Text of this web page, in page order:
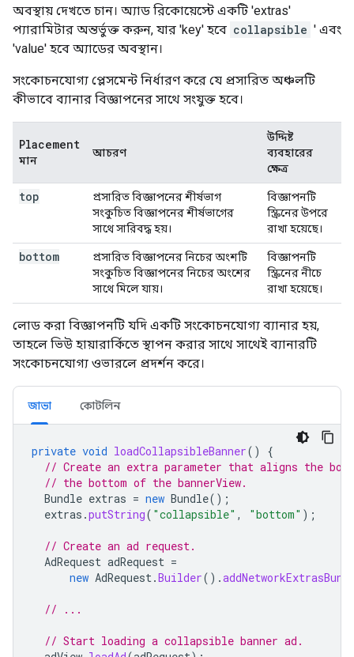
অবস্থায় দেখতে চান। অ্যাড রিকোয়েস্টে একটি 'extras'
প্যারামিটার অন্তর্ভুক্ত করুন, যার 'key' হবে collapsible ' এবং
'value' হবে অ্যাডের অবস্থান।
সংকোচনযোগ্য প্লেসমেন্ট নির্ধারণ করে যে প্রসারিত অঞ্চলটি
কীভাবে ব্যানার বিজ্ঞাপনের সাথে সংযুক্ত হবে।
Placement
মান
আচরণ
উদ্দিষ্ট
ব্যবহারের
ক্ষেত্র
top
প্রসারিত বিজ্ঞাপনের শীর্ষভাগ
সংকুচিত বিজ্ঞাপনের শীর্ষভাগের
সাথে সারিবদ্ধ হয়।
বিজ্ঞাপনটি
স্ক্রিনের উপরে
রাখা হয়েছে।
bottom
প্রসারিত বিজ্ঞাপনের নিচের অংশটি
সংকুচিত বিজ্ঞাপনের নিচের অংশের
সাথে মিলে যায়।
বিজ্ঞাপনটি
স্ক্রিনের নীচে
রাখা হয়েছে।
লোড করা বিজ্ঞাপনটি যদি একটি সংকোচনযোগ্য ব্যানার হয়,
তাহলে ভিউ হায়ারার্কিতে স্থাপন করার সাথে সাথেই ব্যানারটি
সংকোচনযোগ্য ওভারলে প্রদর্শন করে।
জাভা কোটলিন
private void loadCollapsibleBanner()
{
// Create an extra parameter that aligns the
// the bottom of the bannerView.
Bundle extras = new Bundle();
extras .putString( "collapsible" , "bottom" );
// Create an ad request.
AdRequest adRequest =
new AdRequest .Builder().
// ...
// Start loading a collapsible banner ad.